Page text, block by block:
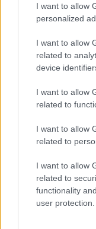
I want to allow
personalized
I want to allow
related to
device
I want to allow
related to
I want to allow
related to
I want to allow
related to
functionality
user protection.
szeretne
nélküli puskával
közvetlen
velük - nehéz
használhatóak
kevésbé
gépfegyverekkel
akarunk kijönni
Renettivel, a
De mindegy,
lelőni, akit szinte
tekintve
beleolvadnak az